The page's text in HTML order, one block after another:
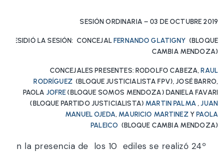
SESIÓN ORDINARIA – 03 DE OCTUBRE 2019
PRESIDIÓ LA SESIÓN: CONCEJALFERNANDO GLATIGNY (BLOQUE
CAMBIA MENDOZA)
CONCEJALES PRESENTES: RODOLFO CABEZA,RAUL
RODRÍGUEZ (BLOQUE JUSTICIALISTA FPV), JOSÉ BARRO,
PAOLA JOFRE(BLOQUE SOMOS MENDOZA) DANIELA FAVARI
(BLOQUE PARTIDO JUSTICIALISTA) MARTIN PALMA,JUAN
MANUEL OJEDA, MAURICIO MARTINEZ YPAOLA
PALEICO (BLOQUE CAMBIA MENDOZA)
Con la presencia de los 10 ediles se realizó 24º